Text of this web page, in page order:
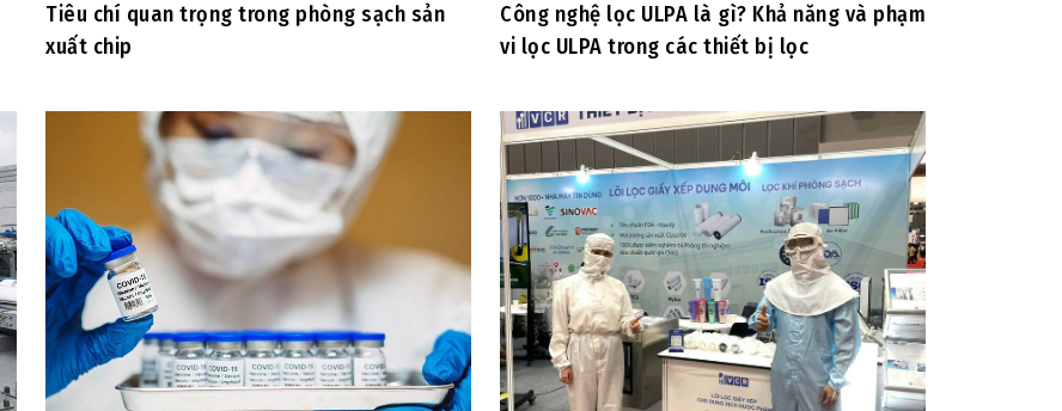
Tiêu chí quan trọng trong phòng sạch sản
xuất chip
Công nghệ lọc ULPA là gì? Khả năng và phạm
vi lọc ULPA trong các thiết bị lọc